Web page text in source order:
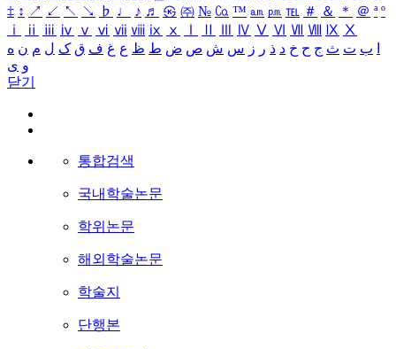
‡ ↕ ↗ ↙ ↖ ↘ ♭ ♩ ♪ ♬ ㉿ ㈜ № ㏇ ™ ㏂ ㏘ ℡ ＃ ＆ ＊ ＠ ª º
ⅰ
ⅱ ⅲ ⅳ ⅴ ⅵ ⅶ ⅷ ⅸ ⅹ Ⅳ Ⅴ Ⅵ Ⅶ Ⅷ Ⅸ Ⅹ
ب ت ث ج ح خ د ذ ر ز س ش ص ض ط ظ ع غ ف ق ک ل م ن ه
و ی
닫기
통합검색
국내학술논문
학위논문
해외학술논문
학술지
단행본